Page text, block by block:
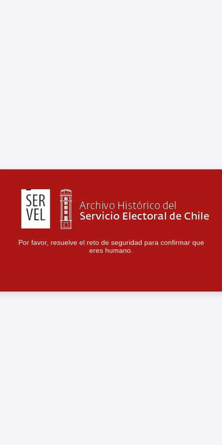
Por favor, resuelve el reto de seguridad para confirmar que
eres humano.